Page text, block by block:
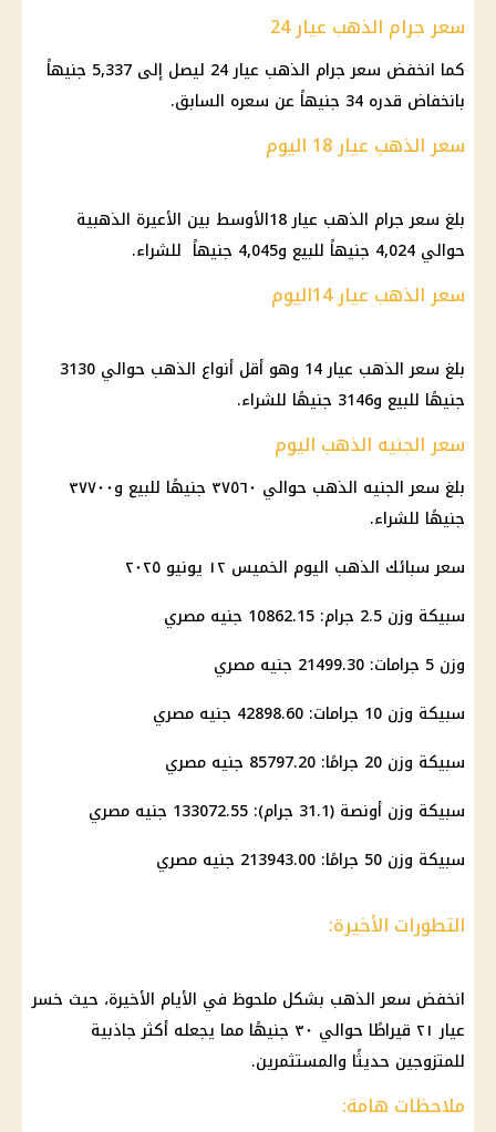
سعر جرام الذهب عيار 24
كما انخفض سعر جرام الذهب عيار 24 ليصل إلى 5,337 جنيهاً
بانخفاض قدره 34 جنيهاً عن سعره السابق.
سعر الذهب عيار 18 اليوم
بلغ سعر جرام الذهب عيار 18الأوسط بين الأعيرة الذهبية
حوالي 4,024 جنيهاً للبيع و4,045 جنيهاً للشراء.
سعر الذهب عيار 14اليوم
بلغ سعر الذهب عيار 14 وهو أقل أنواع الذهب حوالي 3130
جنيهًا للبيع و3146 جنيهًا للشراء.
سعر الجنيه الذهب اليوم
بلغ سعر الجنيه الذهب حوالي ٣٧٥٦٠ جنيهًا للبيع و٣٧٧٠٠
جنيهًا للشراء.
سعر سبائك الذهب اليوم الخميس ١٢ يونيو ٢٠٢٥
سبيكة وزن 2.5 جرام: 10862.15 جنيه مصري
وزن 5 جرامات: 21499.30 جنيه مصري
سبيكة وزن 10 جرامات: 42898.60 جنيه مصري
سبيكة وزن 20 جرامًا: 85797.20 جنيه مصري
سبيكة وزن أونصة (31.1 جرام): 133072.55 جنيه مصري
سبيكة وزن 50 جرامًا: 213943.00 جنيه مصري
التطورات الأخيرة:
انخفض سعر الذهب بشكل ملحوظ في الأيام الأخيرة، حيث خسر
عيار ٢١ قيراطًا حوالي ٣٠ جنيهًا مما يجعله أكثر جاذبية
للمتزوجين حديثًا والمستثمرين.
ملاحظات هامة: